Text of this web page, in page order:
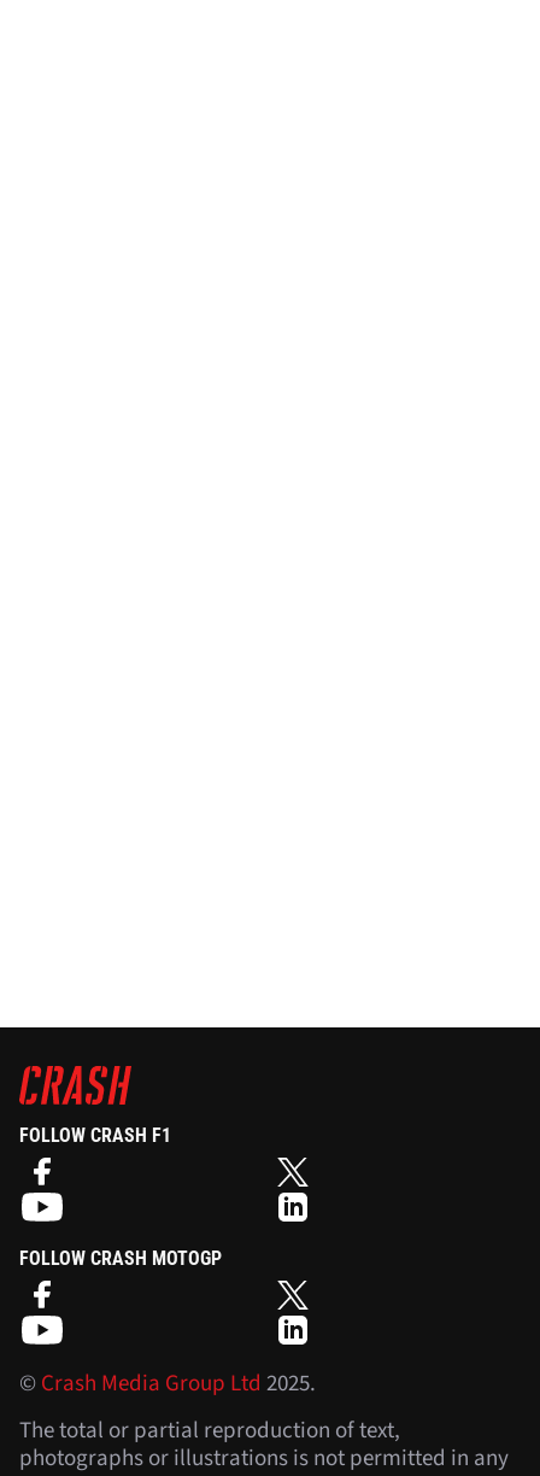
FOLLOW CRASH F1
FOLLOW CRASH MOTOGP
©Crash Media Group Ltd 2025.
The total or partial reproduction of text,
photographs or illustrations is not permitted in any